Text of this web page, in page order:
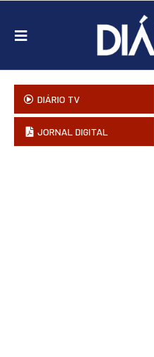
DIÁRIO TV
JORNAL DIGITAL